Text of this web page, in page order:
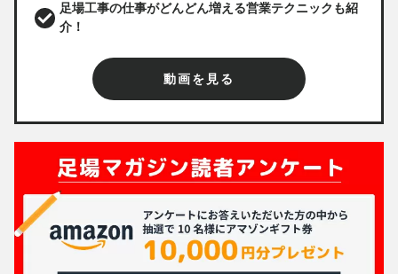
足場工事の仕事がどんどん増える営業テクニックも紹
介！
動画を見る